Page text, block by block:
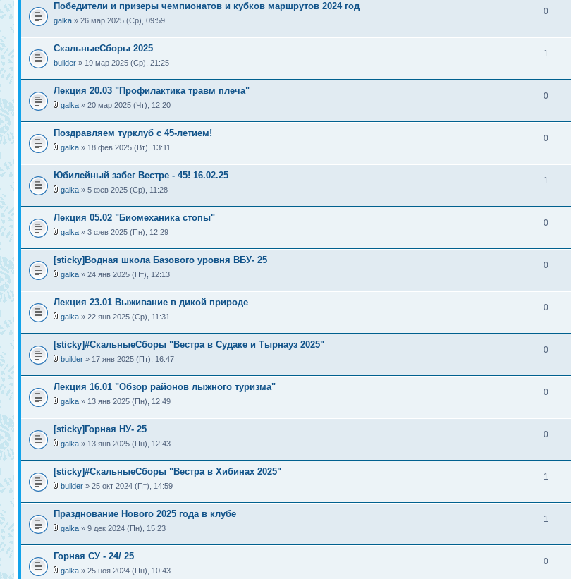
Победители и призеры чемпионатов и кубков маршрутов 2024 год
galka » 26 мар 2025 (Ср), 09:59
0
СкальныеСборы 2025
builder » 19 мар 2025 (Ср), 21:25
1
Лекция 20.03 "Профилактика травм плеча"
galka » 20 мар 2025 (Чт), 12:20
0
Поздравляем турклуб с 45-летием!
galka » 18 фев 2025 (Вт), 13:11
0
Юбилейный забег Вестре - 45! 16.02.25
galka » 5 фев 2025 (Ср), 11:28
1
Лекция 05.02 "Биомеханика стопы"
galka » 3 фев 2025 (Пн), 12:29
0
[sticky]Водная школа Базового уровня ВБУ- 25
galka » 24 янв 2025 (Пт), 12:13
0
Лекция 23.01 Выживание в дикой природе
galka » 22 янв 2025 (Ср), 11:31
0
[sticky]#СкальныеСборы "Вестра в Судаке и Тырнауз 2025"
builder » 17 янв 2025 (Пт), 16:47
0
Лекция 16.01 "Обзор районов лыжного туризма"
galka » 13 янв 2025 (Пн), 12:49
0
[sticky]Горная НУ- 25
galka » 13 янв 2025 (Пн), 12:43
0
[sticky]#СкальныеСборы "Вестра в Хибинах 2025"
builder » 25 окт 2024 (Пт), 14:59
1
Празднование Нового 2025 года в клубе
galka » 9 дек 2024 (Пн), 15:23
1
Горная СУ - 24/ 25
galka » 25 ноя 2024 (Пн), 10:43
0